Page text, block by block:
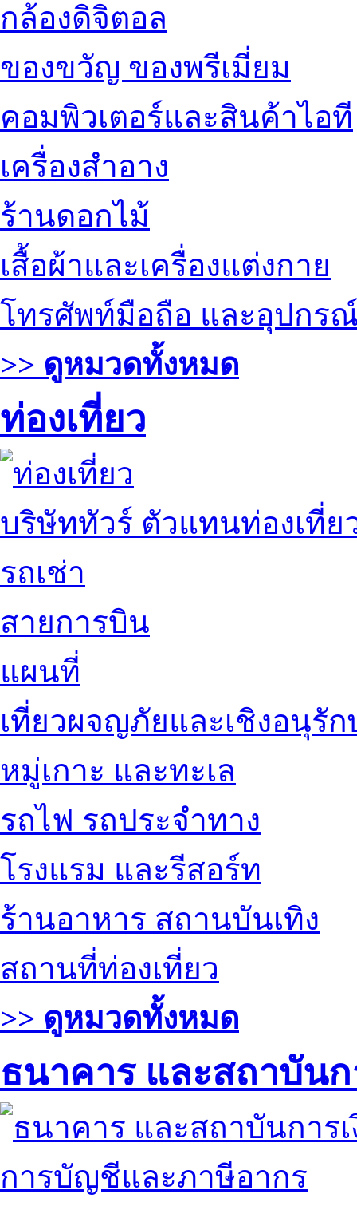
กล้องดิจิตอล
ของขวัญ ของพรีเมี่ยม
คอมพิวเตอร์และสินค้าไอที
เครื่องสำอาง
ร้านดอกไม้
เสื้อผ้าและเครื่องแต่งกาย
โทรศัพท์มือถือ และอุปกร
>> ดูหมวดทั้งหมด
ท่องเที่ยว
บริษัททัวร์ ตัวแทนท่องเที่ย
รถเช่า
สายการบิน
แผนที่
เที่ยวผจญภัยและเชิงอนุรัก
หมู่เกาะ และทะเล
รถไฟ รถประจำทาง
โรงแรม และรีสอร์ท
ร้านอาหาร สถานบันเทิง
สถานที่ท่องเที่ยว
>> ดูหมวดทั้งหมด
ธนาคาร และสถาบันก
การบัญชีและภาษีอากร